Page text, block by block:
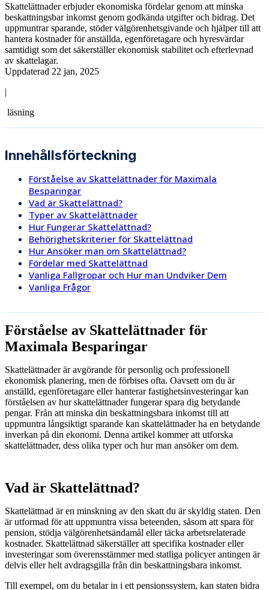
Skattelättnader erbjuder ekonomiska fördelar genom att minska
beskattningsbar inkomst genom godkända utgifter och bidrag. Det
uppmuntrar sparande, stöder välgörenhetsgivande och hjälper till att
hantera kostnader för anställda, egenföretagare och hyresvärdar
samtidigt som det säkerställer ekonomisk stabilitet och efterlevnad
av skattelagar.
Uppdaterad 22 jan, 2025
|
läsning
Innehållsförteckning
Förståelse av Skattelättnader för Maximala
Besparingar
Vad är Skattelättnad?
Typer av Skattelättnader
Hur Fungerar Skattelättnad?
Behörighetskriterier för Skattelättnad
Hur Ansöker man om Skattelättnad?
Fördelar med Skattelättnad
Vanliga Fallgropar och Hur man Undviker Dem
Vanliga Frågor
Förståelse av Skattelättnader för
Maximala Besparingar
Skattelättnader är avgörande för personlig och professionell
ekonomisk planering, men de förbises ofta. Oavsett om du är
anställd, egenföretagare eller hanterar fastighetsinvesteringar kan
förståelsen av hur skattelättnader fungerar spara dig betydande
pengar. Från att minska din beskattningsbara inkomst till att
uppmuntra långsiktigt sparande kan skattelättnader ha en betydande
inverkan på din ekonomi. Denna artikel kommer att utforska
skattelättnader, dess olika typer och hur man ansöker om dem.
Vad är Skattelättnad?
Skattelättnad är en minskning av den skatt du är skyldig staten. Den
är utformad för att uppmuntra vissa beteenden, såsom att spara för
pension, stödja välgörenhetsändamål eller täcka arbetsrelaterade
kostnader. Skattelättnad säkerställer att specifika kostnader eller
investeringar som överensstämmer med statliga policyer antingen är
delvis eller helt avdragsgilla från din beskattningsbara inkomst.
Till exempel, om du betalar in i ett pensionssystem, kan staten bidra